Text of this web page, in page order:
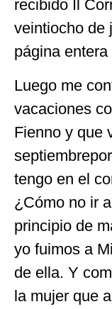
recibido Il
veintiocho de
página
Luego me
vacaciones
Fienno y que
tengo en el
¿Cómo no ir
principio de
yo fuimos a
de ella. Y
la mujer que